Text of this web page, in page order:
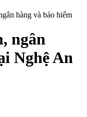
hàng và bảo hiểm
ngân
Nghệ An